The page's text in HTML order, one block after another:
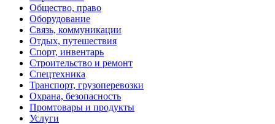
Общество, право
Оборудование
Связь, коммуникации
Отдых, путешествия
Спорт, инвентарь
Строительство и ремонт
Спецтехника
Транспорт, грузоперевозки
Охрана, безопасность
Промтовары и продукты
Услуги